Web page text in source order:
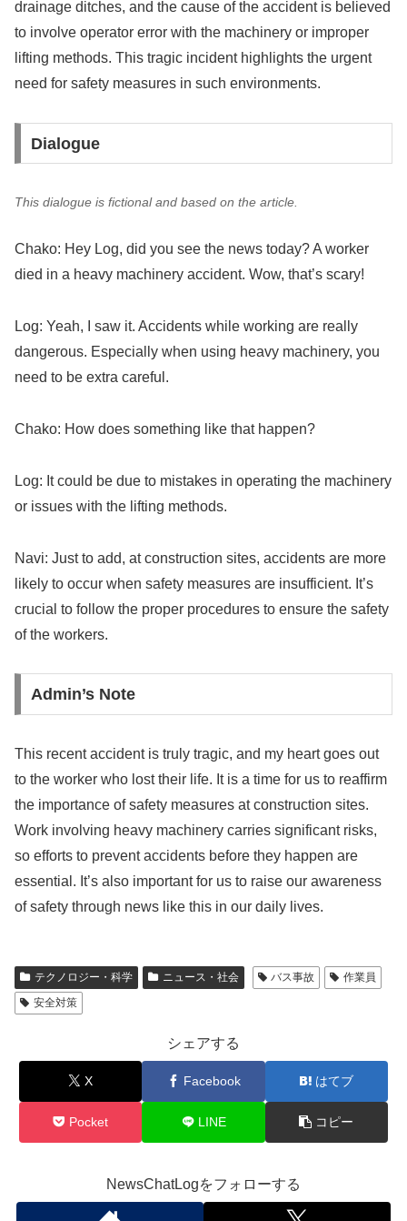
drainage ditches, and the cause of the accident is believed
to involve operator error with the machinery or improper
lifting methods. This tragic incident highlights the urgent
need for safety measures in such environments.
Dialogue
This dialogue is fictional and based on the article.
Chako: Hey Log, did you see the news today? A worker
died in a heavy machinery accident. Wow, that’s scary!
Log: Yeah, I saw it. Accidents while working are really
dangerous. Especially when using heavy machinery, you
need to be extra careful.
Chako: How does something like that happen?
Log: It could be due to mistakes in operating the machinery
or issues with the lifting methods.
Navi: Just to add, at construction sites, accidents are more
likely to occur when safety measures are insufficient. It’s
crucial to follow the proper procedures to ensure the safety
of the workers.
Admin’s Note
This recent accident is truly tragic, and my heart goes out
to the worker who lost their life. It is a time for us to reaffirm
the importance of safety measures at construction sites.
Work involving heavy machinery carries significant risks,
so efforts to prevent accidents before they happen are
essential. It’s also important for us to raise our awareness
of safety through news like this in our daily lives.
テクノロジー・科学 ニュース・社会 バス事故
作業員
安全対策
シェアする
X Facebook はてブ
Pocket LINE コピー
NewsChatLogをフォローする